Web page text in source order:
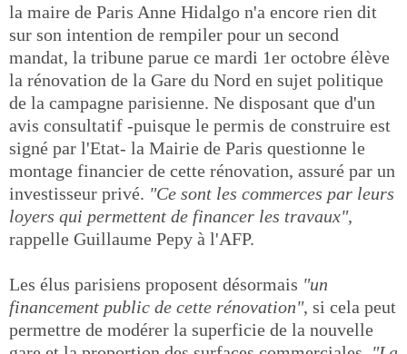
la maire de Paris Anne Hidalgo n'a encore rien dit
sur son intention de rempiler pour un second
mandat, la tribune parue ce mardi 1er octobre élève
la rénovation de la Gare du Nord en sujet politique
de la campagne parisienne. Ne disposant que d'un
avis consultatif -puisque le permis de construire est
signé par l'Etat- la Mairie de Paris questionne le
montage financier de cette rénovation, assuré par un
investisseur privé. "Ce sont les commerces par leurs
loyers qui permettent de financer les travaux",
rappelle Guillaume Pepy à l'AFP.
Les élus parisiens proposent désormais "un
financement public de cette rénovation", si cela peut
permettre de modérer la superficie de la nouvelle